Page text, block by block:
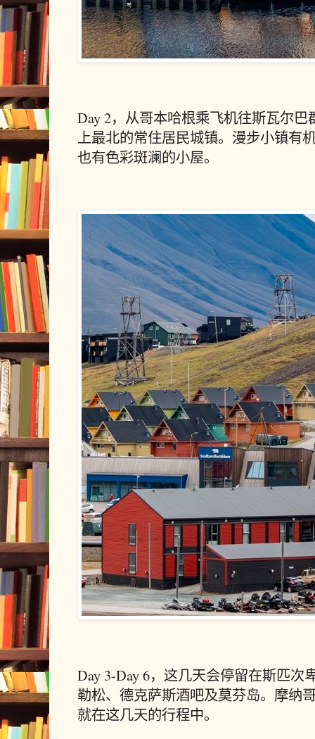
Day 2，从哥本哈根乘飞机往斯瓦尔
上最北的常住居民城镇。漫步小镇有
也有色彩斑澜的小屋。
Day 3-Day 6，这几天会停留在斯匹次
勒松、德克萨斯酒吧及莫芬岛。摩纳
就在这几天的行程中。